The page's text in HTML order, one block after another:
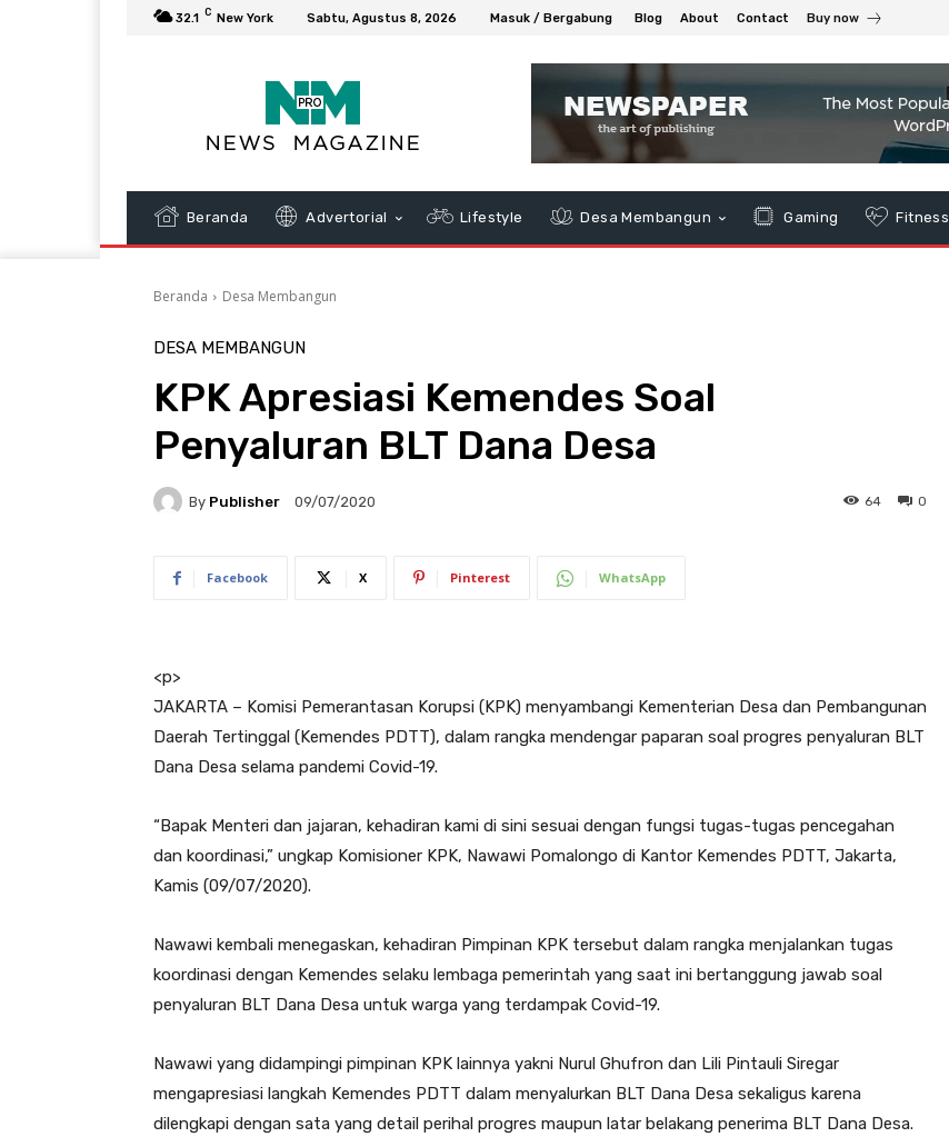
32.1 C New York Sabtu, Agustus 8, 2026 Masuk / Bergabung Blog About Contact Buy now
Beranda Advertorial Lifestyle Desa Membangun Gaming Fitness
Beranda Desa Membangun
DESA MEMBANGUN
KPK Apresiasi Kemendes Soal
Penyaluran BLT Dana Desa
By Publisher 09/07/2020 0
64
Facebook X Pinterest WhatsApp
<p>
JAKARTA – Komisi Pemerantasan Korupsi (KPK) menyambangi Kementerian Desa dan Pembangunan
Daerah Tertinggal (Kemendes PDTT), dalam rangka mendengar paparan soal progres penyaluran BLT
Dana Desa selama pandemi Covid-19.
“Bapak Menteri dan jajaran, kehadiran kami di sini sesuai dengan fungsi tugas-tugas pencegahan
dan koordinasi,” ungkap Komisioner KPK, Nawawi Pomalongo di Kantor Kemendes PDTT, Jakarta,
Kamis (09/07/2020).
Nawawi kembali menegaskan, kehadiran Pimpinan KPK tersebut dalam rangka menjalankan tugas
koordinasi dengan Kemendes selaku lembaga pemerintah yang saat ini bertanggung jawab soal
penyaluran BLT Dana Desa untuk warga yang terdampak Covid-19.
Nawawi yang didampingi pimpinan KPK lainnya yakni Nurul Ghufron dan Lili Pintauli Siregar
mengapresiasi langkah Kemendes PDTT dalam menyalurkan BLT Dana Desa sekaligus karena
dilengkapi dengan sata yang detail perihal progres maupun latar belakang penerima BLT Dana Desa.